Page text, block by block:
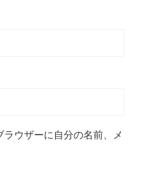
ウザーに自分の名前、メ